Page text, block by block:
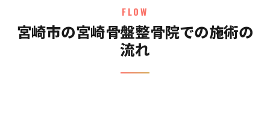
FLOW
宮崎市の宮崎骨盤整骨院での施術の
流れ